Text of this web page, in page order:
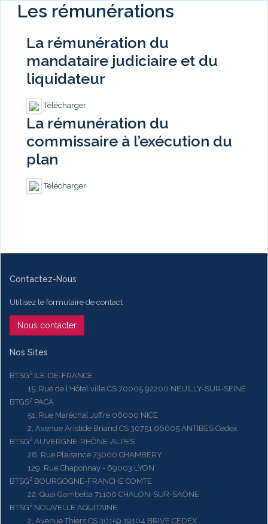
Les rémunérations
La rémunération du
mandataire judiciaire et du
liquidateur
Télécharger
La rémunération du
commissaire à l’exécution du
plan
Télécharger
Contactez-Nous
Utilisez le formulaire de contact
Nous contacter
Nos Sites
BTSG² ILE-DE-FRANCE
15, Rue de l'Hôtel ville CS 70005 92200 NEUILLY-SUR-SEINE
BTGS² PACA
51, Rue Maréchal Joffre 06000 NICE
2, Avenue Aristide Briand CS 30751 06605 ANTIBES Cedex
BTSG² AUVERGNE-RHÔNE-ALPES
28, Rue Plaisance 73000 CHAMBERY
129, Rue Chaponnay - 69003 LYON
BTSG² BOURGOGNE-FRANCHE COMTE
22, Quai Gambetta 71100 CHALON-SUR-SAÔNE
BTSG² NOUVELLE AQUITAINE
2, Avenue Thiers CS 30159 19104 BRIVE CEDEX